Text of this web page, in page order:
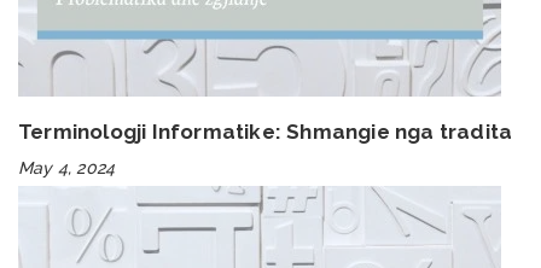
Terminologji Informatike: Shmangie nga tradita
May 4, 2024